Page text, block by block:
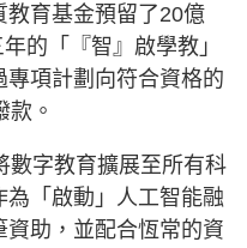
育基金預留了20億
的「『智』啟學教」
項計劃向符合資格的
款。
數字教育擴展至所有科
為「啟動」人工智能融
資助，並配合恆常的資